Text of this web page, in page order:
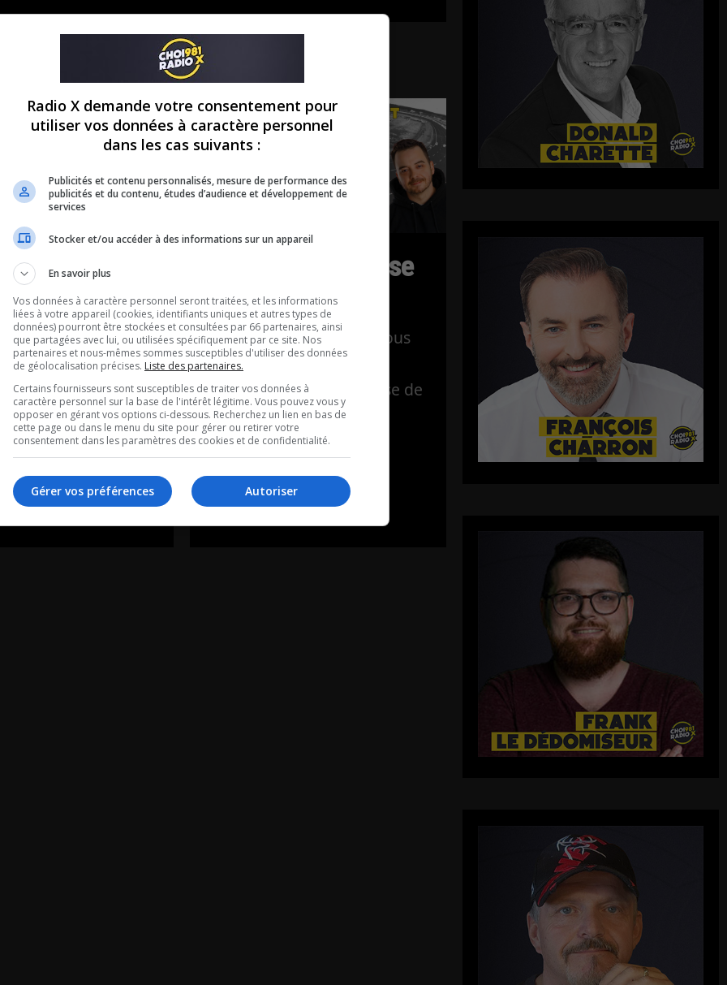
Un
retourne
Marie-Michèle
Cosmodome de
Babu à la recousse
de SANAIR
Dany »Babu » Bernier nous
explique pourquoi il
s’implique dans la défense de
la piste de Sanair
Radio X demande votre consentement pour
utiliser vos données à caractère personnel
dans les cas suivants :
Publicités et contenu personnalisés, mesure de performance des
publicités et du contenu, études d’audience et développement de
services
Stocker et/ou accéder à des informations sur un appareil
En savoir plus
Vos données à caractère personnel seront traitées, et les informations
liées à votre appareil (cookies, identifiants uniques et autres types de
données) pourront être stockées et consultées par 66 partenaires, ainsi
que partagées avec lui, ou utilisées spécifiquement par ce site. Nos
partenaires et nous-mêmes sommes susceptibles d'utiliser des données
de géolocalisation précises. Liste des partenaires.
Certains fournisseurs sont susceptibles de traiter vos données à
caractère personnel sur la base de l'intérêt légitime. Vous pouvez vous y
opposer en gérant vos options ci-dessous. Recherchez un lien en bas de
cette page ou dans le menu du site pour gérer ou retirer votre
consentement dans les paramètres des cookies et de confidentialité.
Autoriser
Gérer vos préférences